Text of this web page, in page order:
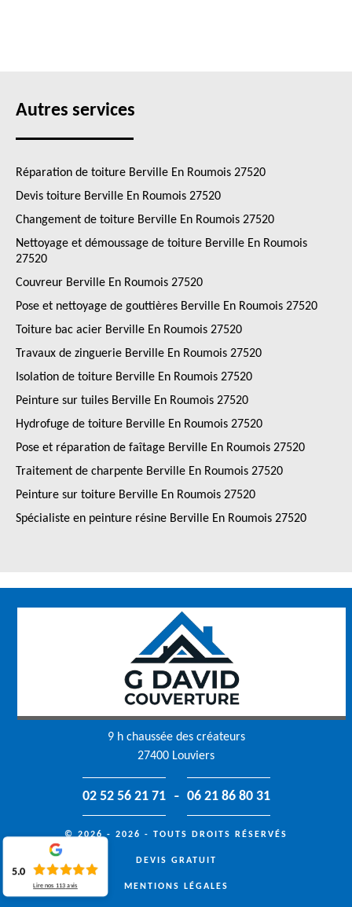
Autres services
Réparation de toiture Berville En Roumois 27520
Devis toiture Berville En Roumois 27520
Changement de toiture Berville En Roumois 27520
Nettoyage et démoussage de toiture Berville En Roumois
27520
Couvreur Berville En Roumois 27520
Pose et nettoyage de gouttières Berville En Roumois 27520
Toiture bac acier Berville En Roumois 27520
Travaux de zinguerie Berville En Roumois 27520
Isolation de toiture Berville En Roumois 27520
Peinture sur tuiles Berville En Roumois 27520
Hydrofuge de toiture Berville En Roumois 27520
Pose et réparation de faîtage Berville En Roumois 27520
Traitement de charpente Berville En Roumois 27520
Peinture sur toiture Berville En Roumois 27520
Spécialiste en peinture résine Berville En Roumois 27520
9 h chaussée des créateurs
27400 Louviers
02 52 56 21 71 - 06 21 86 80 31
© 2026 - 2026 - TOUTS DROITS RÉSERVÉS
DEVIS GRATUIT
MENTIONS LÉGALES
5.0
Lire nos 113 avis